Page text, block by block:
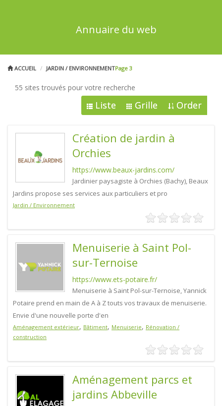
Annuaire du web
ACCUEIL JARDIN / ENVIRONNEMENTPage 3
55 sites trouvés pour votre recherche
Liste Grille Order
Création de jardin à
Orchies
https://www.beaux-jardins.com/
Jardinier paysagiste à Orchies (Bachy), Beaux
Jardins propose ses services aux particuliers et pro
Jardin / Environnement
Menuiserie à Saint Pol-
sur-Ternoise
https://www.ets-potaire.fr/
Menuiserie à Saint Pol-sur-Ternoise, Yannick
Potaire prend en main de A à Z touts vos travaux de menuiserie.
Envie d'une nouvelle porte d'en
Aménagement extérieur, Bâtiment, Menuiserie, Rénovation /
construction
Aménagement parcs et
jardins Abbeville